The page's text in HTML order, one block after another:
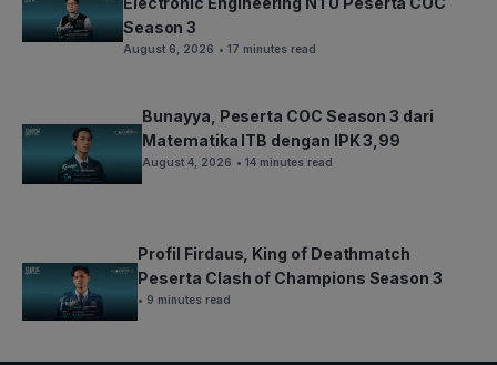
Season 3
August 6, 2026 • 17 minutes read
Bunayya, Peserta COC Season 3 dari
Matematika ITB dengan IPK 3,99
August 4, 2026 • 14 minutes read
Profil Firdaus, King of Deathmatch
Peserta Clash of Champions Season 3
• 9 minutes read